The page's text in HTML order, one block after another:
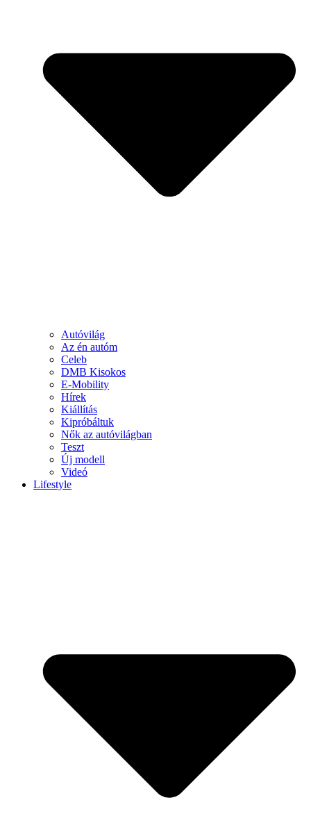
Autóvilág
Az én autóm
Celeb
DMB Kisokos
E-Mobility
Hírek
Kiállítás
Kipróbáltuk
Nők az autóvilágban
Teszt
Új modell
Videó
Lifestyle